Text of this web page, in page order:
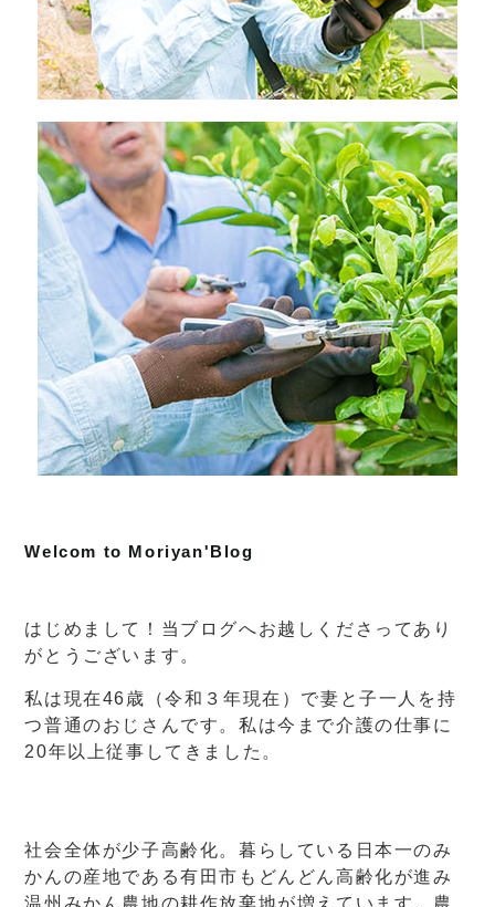
Welcom to Moriyan'Blog
はじめまして！当ブログへお越しくださってあり
がとうございます。
私は現在46歳（令和３年現在）で妻と子一人を持
つ普通のおじさんです。私は今まで介護の仕事に
20年以上従事してきました。
社会全体が少子高齢化。暮らしている日本一のみ
かんの産地である有田市もどんどん高齢化が進み